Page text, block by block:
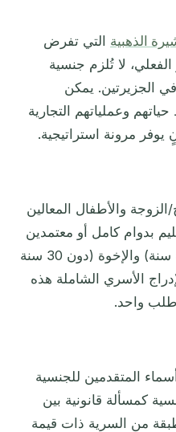
الذهبية التي تفرض
لا تُلزم جنسية
الجزيرتين. يمكن
وعملياتهم التجارية
يوفر مرونة استراتيجية.
والأطفال المعالين
بدوام كامل أو معتمدين
ماليًا) والآباء والأجداد (فوق 55 سنة) والإخوة (دون 30 سنة
الأسري الشاملة هذه
طلب واحد.
المتقدمين للجنسية
كمسألة قانونية بين
من السرية ذات قيمة